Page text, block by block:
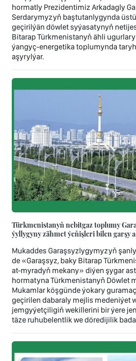
hormatly Prezidentimiz Arkadagly
Serdarymyzyň baştutanlygynda
geçirilýän döwlet syýasatynyň
Bitarap Türkmenistanyň ähli
ýangyç-energetika toplumynda
aşyrylýar.
Türkmenistanyň nebitgaz toplumy
ýyllygyny zähmet ýeňişleri bilen garşy
Mukaddes Garaşsyzlygymyzyň
de «Garaşsyz, baky Bitarap
at-myradyň mekany» diýen şygar
hormatyna Türkmenistanyň Döwlet
Mukamlar köşgünde ýokary
geçirilen dabaraly mejlis medeniýet
jemgyýetçiligiň wekillerini bir ýere
täze ruhubelentlik we döredijilik